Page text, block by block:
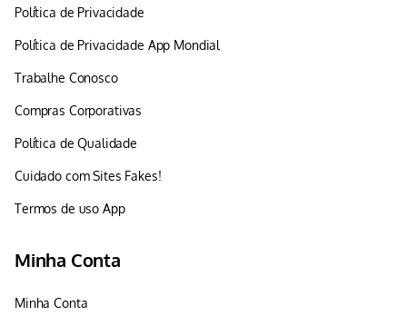
Política de Privacidade
Política de Privacidade App Mondial
Trabalhe Conosco
Compras Corporativas
Política de Qualidade
Cuidado com Sites Fakes!
Termos de uso App
Minha Conta
Minha Conta